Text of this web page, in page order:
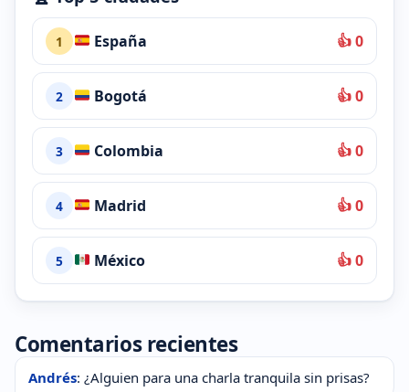
1 España 👍 0
2 Bogotá 👍 0
3 Colombia 👍 0
4 Madrid 👍 0
5 México 👍 0
Comentarios recientes
Andrés: ¿Alguien para una charla tranquila sin prisas?